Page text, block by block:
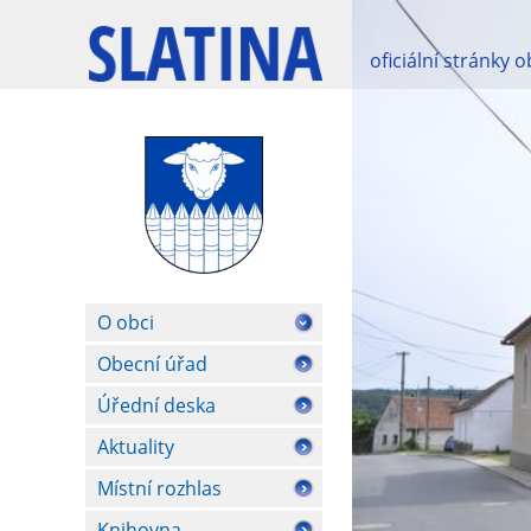
O obci
Obecní úřad
Úřední deska
Aktuality
Místní rozhlas
oficiální stránky